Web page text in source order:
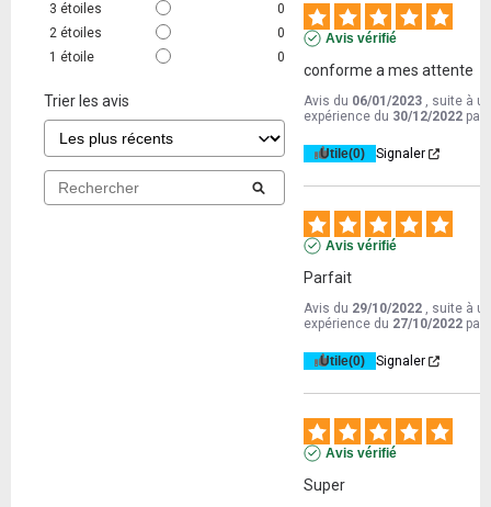
3 étoiles
0
2 étoiles
0
1 étoile 0
Trier les avis
Avis vérifié
conforme a mes attente
Avis du 06/01/2023 , suite à
expérience du 30/12/2022 par
Utile(0) Signaler
Avis vérifié
Parfait
Avis du 29/10/2022 , suite à
expérience du 27/10/2022 par
Utile(0) Signaler
Avis vérifié
Super